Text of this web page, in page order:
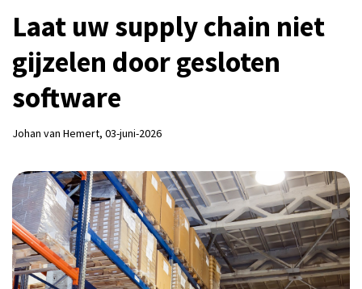
Laat uw supply chain niet
gijzelen door gesloten
software
Johan van Hemert, 03-juni-2026